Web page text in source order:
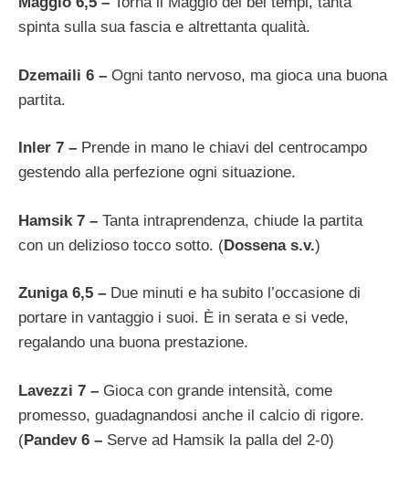
spinta sulla sua fascia e altrettanta qualità.
Dzemaili 6 – Ogni tanto nervoso, ma gioca una buona
partita.
Inler 7 – Prende in mano le chiavi del centrocampo
gestendo alla perfezione ogni situazione.
Hamsik 7 – Tanta intraprendenza, chiude la partita
con un delizioso tocco sotto. (Dossena s.v.)
Zuniga 6,5 – Due minuti e ha subito l’occasione di
portare in vantaggio i suoi. È in serata e si vede,
regalando una buona prestazione.
Lavezzi 7 – Gioca con grande intensità, come
promesso, guadagnandosi anche il calcio di rigore.
(Pandev 6 – Serve ad Hamsik la palla del 2-0)